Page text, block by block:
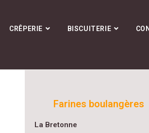
CRÊPERIE BISCUITERIE
Farines boulangères
La Bretonne